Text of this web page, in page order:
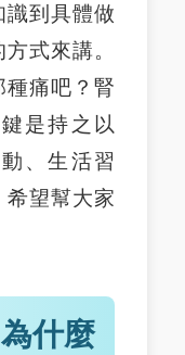
識到具體做
式來講。
種痛吧？腎
是持之以
、生活習
希望幫大家
什麼